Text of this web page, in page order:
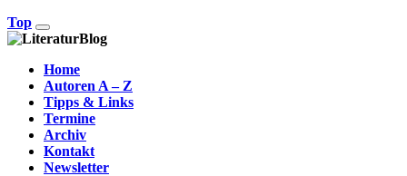
Top
Home
Autoren A – Z
Tipps & Links
Termine
Archiv
Kontakt
Newsletter